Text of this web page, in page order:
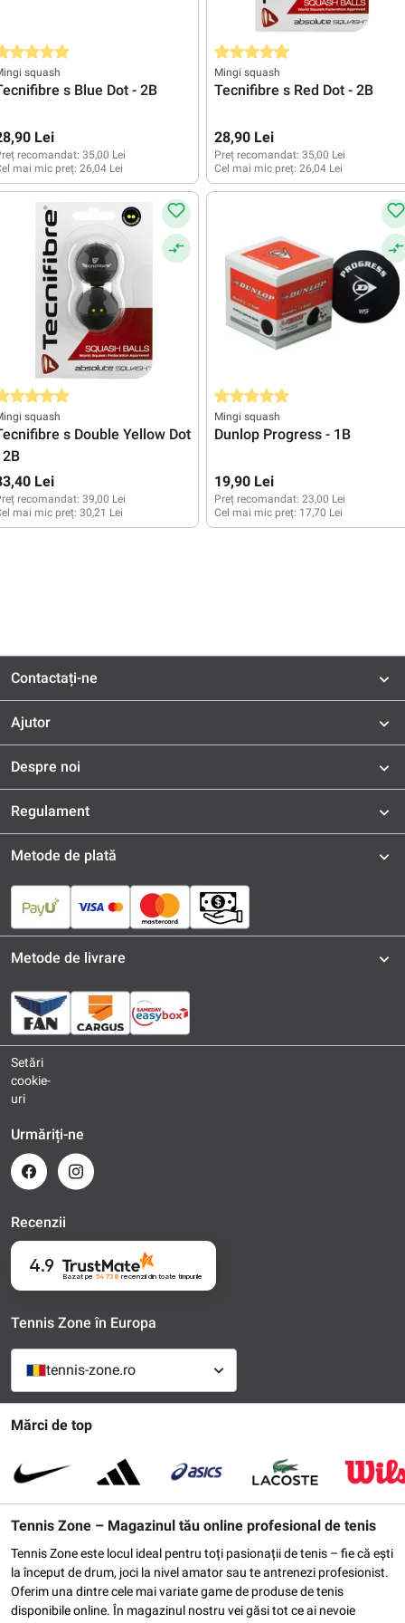
medie de 5 din 5 stele
squash
s Blue Dot - 2B
Lei
recomandat: 35,00 Lei
mai mic preț: 26,04 Lei
Evaluarea medie de 4.8 din 5 stele
Mingi squash
Tecnifibre s Red Dot - 2B
28,90 Lei
Preț recomandat: 35,00 Lei
Cel mai mic preț: 26,04 Lei
medie de 5 din 5 stele
squash
s Double Yellow Dot
2B
Lei
recomandat: 39,00 Lei
mai mic preț: 30,21 Lei
Evaluarea medie de 5 din 5 stele
Mingi squash
Dunlop Progress - 1B
19,90 Lei
Preț recomandat: 23,00 Lei
Cel mai mic preț: 17,70 Lei
Contactați-ne
Ajutor
Despre noi
Regulament
Mărci de top
Tennis Zone – Magazinul tău online profesional de tenis
Tennis Zone este locul ideal pentru toți pasionații de tenis – fie că ești
la început de drum, joci la nivel amator sau te antrenezi profesionist.
Oferim una dintre cele mai variate game de produse de tenis
disponibile online. În magazinul nostru vei găsi tot ce ai nevoie
Metode de plată
Metode de livrare
Setări
cookie-
uri
Urmăriți-ne
Recenzii
4.9
Bazat pe 54 738 recenziidin toate timpurile
Tennis Zone în Europa
tennis-zone.ro